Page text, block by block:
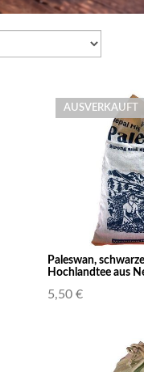
AUSVERKAUFT
Paleswan,
Hochlandtee aus
5,50 €